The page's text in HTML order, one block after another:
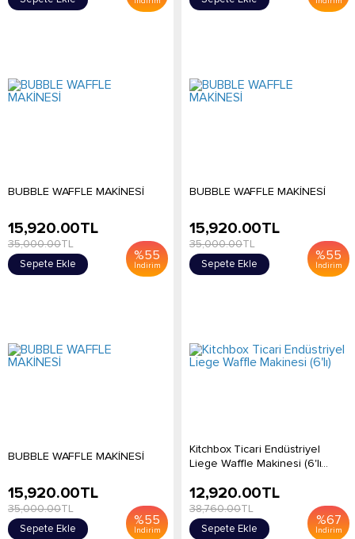
BUBBLE WAFFLE MAKİNESİ
%55
İndirim
15,920.00TL
35,000.00TL
Sepete Ekle
BUBBLE WAFFLE MAKİNESİ
%55
İndirim
15,920.00TL
35,000.00TL
Sepete Ekle
BUBBLE WAFFLE MAKİNESİ
%55
İndirim
15,920.00TL
35,000.00TL
Sepete Ekle
Kitchbox Ticari Endüstriyel
Liege Waffle Makinesi (6'lı...
%67
İndirim
12,920.00TL
38,760.00TL
Sepete Ekle